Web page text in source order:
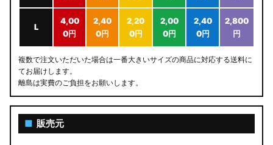
L
4,00
0円
2,40
0円
2,20
0円
2,00
0円
2,40
0円
2,800
円
複数で注文いただいた場合は一番大きいサイズの商品に対応する送料に
てお届けします。
離島は実費のご負担をお願いします。
■ 販売元